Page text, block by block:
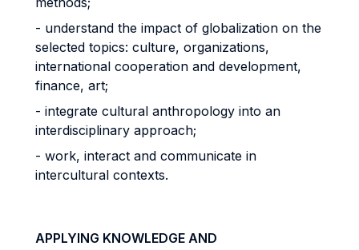
- understand the impact of globalization on the
selected topics: culture, organizations,
international cooperation and development,
finance, art;
- integrate cultural anthropology into an
interdisciplinary approach;
- work, interact and communicate in
intercultural contexts.
APPLYING KNOWLEDGE AND